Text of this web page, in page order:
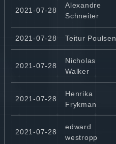
2021-07-28
Alexandre
Schneiter
2021-07-28 Teitur Poulsen
2021-07-28
Nicholas
Walker
2021-07-28
Henrika
Frykman
2021-07-28
edward
westropp